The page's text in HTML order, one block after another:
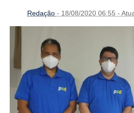
Redação - 18/08/2020 06:55 -